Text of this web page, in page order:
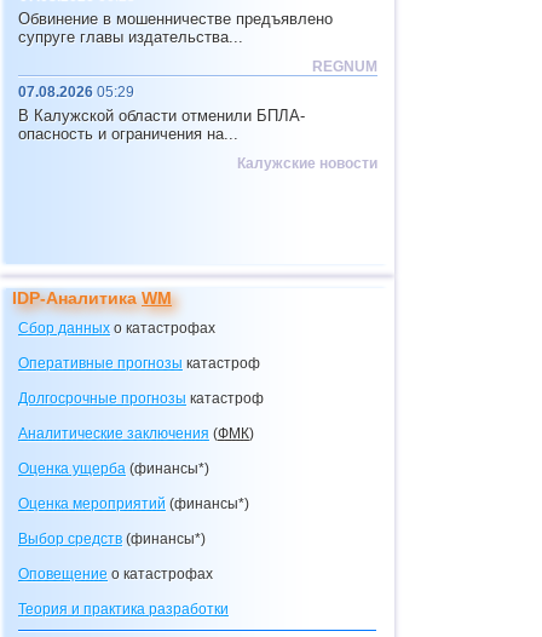
Обвинение в мошенничестве предъявлено
супруге главы издательства...
REGNUM
07.08.2026 05:29
В Калужской области отменили БПЛА-
опасность и ограничения на...
Калужские новости
IDP-АналитикаWM
Сбор данных о катастрофах
Оперативные прогнозы катастроф
Долгосрочные прогнозы катастроф
Аналитические заключения (ФМК)
Оценка ущерба (финансы*)
Оценка мероприятий (финансы*)
Выбор средств (финансы*)
Оповещение о катастрофах
Теория и практика разработки